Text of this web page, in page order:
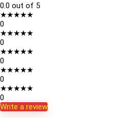
0.0 out of 5
★★★★★
0
★★★★★
0
★★★★★
0
★★★★★
0
★★★★★
0
Write a review